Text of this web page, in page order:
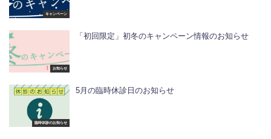
キャンペーン
お知らせ
「初回限定」初冬のキャンペーン情報のお知らせ
臨時休診のお知らせ
5月の臨時休診日のお知らせ